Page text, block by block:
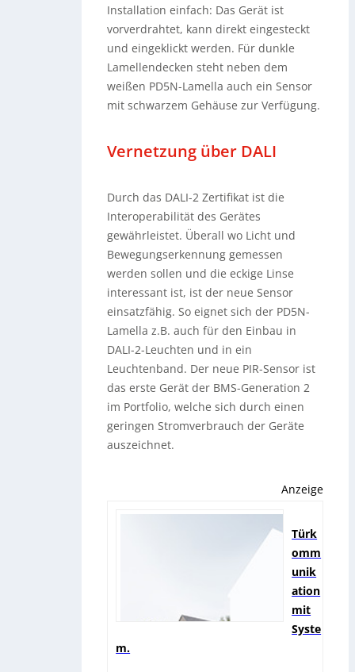
Installation einfach: Das Gerät ist
vorverdrahtet, kann direkt eingesteckt
und eingeklickt werden. Für dunkle
Lamellendecken steht neben dem
weißen PD5N-Lamella auch ein Sensor
mit schwarzem Gehäuse zur Verfügung.
Vernetzung über DALI
Durch das DALI-2 Zertifikat ist die
Interoperabilität des Gerätes
gewährleistet. Überall wo Licht und
Bewegungserkennung gemessen
werden sollen und die eckige Linse
interessant ist, ist der neue Sensor
einsatzfähig. So eignet sich der PD5N-
Lamella z.B. auch für den Einbau in
DALI-2-Leuchten und in ein
Leuchtenband. Der neue PIR-Sensor ist
das erste Gerät der BMS-Generation 2
im Portfolio, welche sich durch einen
geringen Stromverbrauch der Geräte
auszeichnet.
Anzeige
Türk
omm
unik
ation
mit
Syste
m.